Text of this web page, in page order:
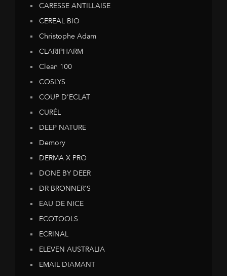
CARESSE ANTILLAISE
CEREAL BIO
Christophe Adam
CLARIPHARM
Clean 100
COSLYS
COUP D'ECLAT
CURÉL
DEEP NATURE
Demory
DERMA X PRO
DONE BY DEER
DR BRONNER'S
EAU DE NICE
ECOTOOLS
ECRINAL
ELEVEN AUSTRALIA
EMAIL DIAMANT